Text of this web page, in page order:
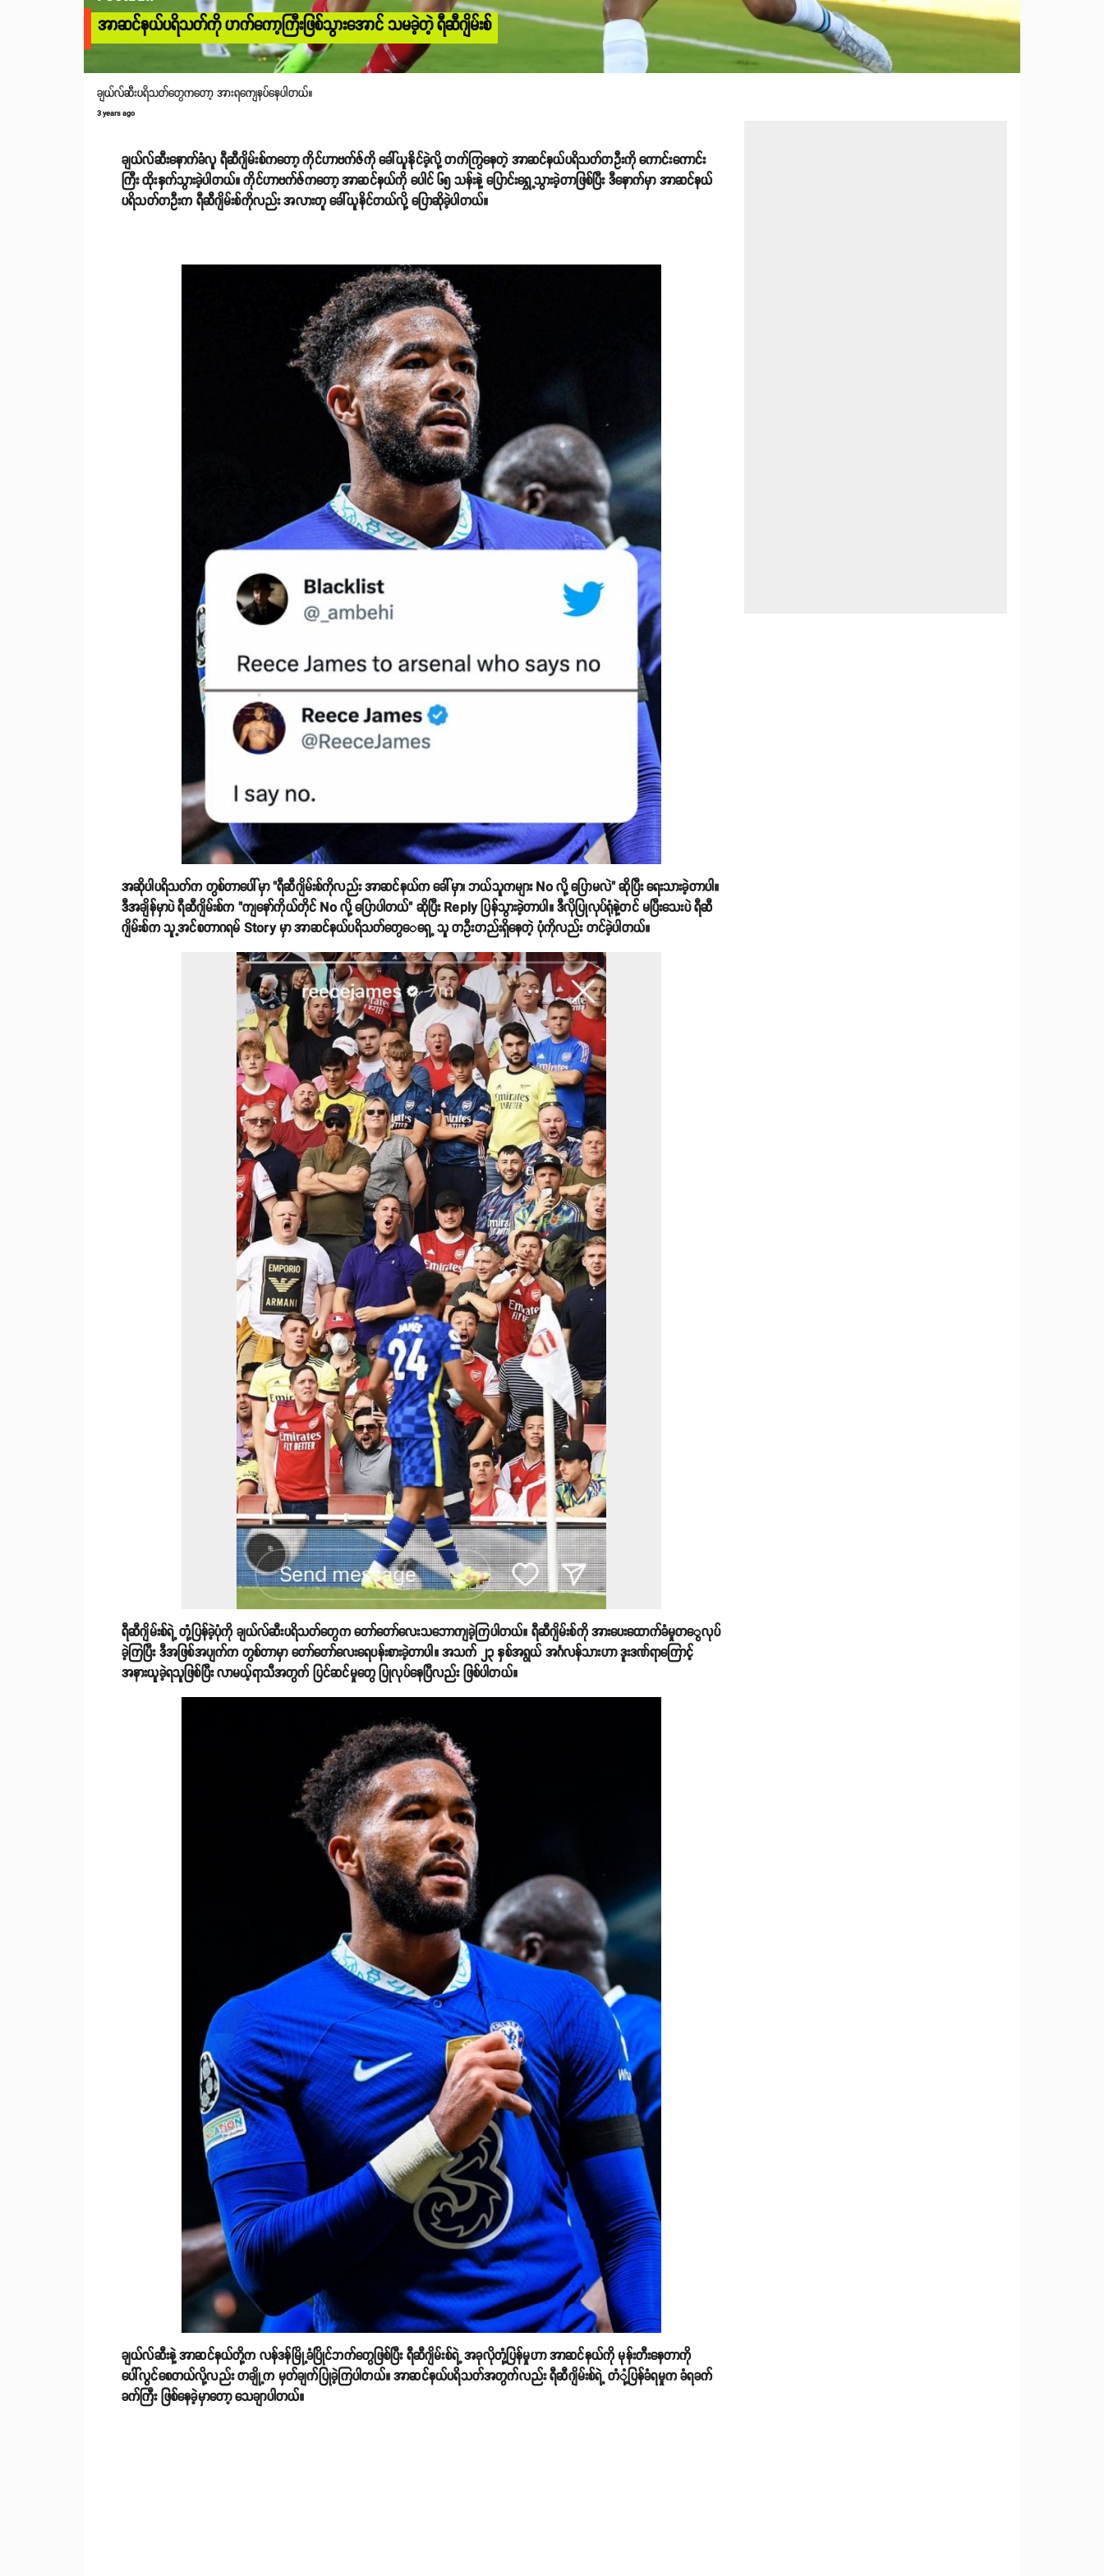
အာဆင်နယ်ပရိသတ်ကို ဟက်ကော့ကြီးဖြစ်သွားအောင် သမခဲ့တဲ့ ရီဆီဂျိမ်းစ်
ချယ်လ်ဆီးပရိသတ်တွေကတော့ အားရကျေနပ်နေပါတယ်။
3 years ago
ချယ်လ်ဆီးနောက်ခံလူ ရီဆီဂျိမ်းစ်ကတော့ ကိုင်ဟာဗက်ဇ်ကို​ ခေါ်ယူနိုင်ခဲ့လို့ တက်ကြွနေတဲ့ အာဆင်နယ်ပရိသတ်တဦးကို ကောင်းကောင်း
ကြီး ထိုးနှက်သွားခဲ့ပါတယ်။ ကိုင်ဟာဗက်ဇ်ကတော့ အာဆင်နယ်ကို ပေါင် ၆၅ သန်းနဲ့ ပြောင်းရွှေ့သွားခဲ့တာဖြစ်ပြီး ဒီနောက်မှာ အာဆင်နယ်
ပရိသတ်တဦးက ရီဆီဂျိမ်းစ်ကိုလည်း အလားတူ ခေါ်ယူနိင်တယ်လို့ ပြောဆိုခဲ့ပါတယ်။
အဆိုပါပရိသတ်က တွစ်တာပေါ်မှာ "ရီဆီဂျိမ်းစ်ကိုလည်း အာဆင်နယ်က ခေါ်မှာ၊ ဘယ်သူကများ No လို့ ပြောမလဲ" ဆိုပြီး ရေးသားခဲ့တာပါ။
ဒီအချိန်မှာပဲ ရီဆီဂျိမ်းစ်က "ကျနော်ကိုယ်တိုင် No လို့ ပြောပါတယ်" ဆိုပြီး Reply ပြန်သွားခဲ့တာပါ။ ဒီလိုပြုလုပ်ရုံနဲ့တင် မပြီးသေးပဲ ရီဆီ
ဂျိမ်းစ်က သူ့အင်စတာဂရမ် Story မှာ အာဆင်နယ်ပရိသတ်တွေ​ေရှေ့ သူ တဦးတည်းရှိနေတဲ့ ပုံကိုလည်း တင်ခဲ့ပါတယ်။
ရီဆီဂျိမ်းစ်ရဲ့ တုံ့ပြန်ခဲ့ပုံကို ချယ်လ်ဆီးပရိသတ်တွေက တော်တော်လေးသဘောကျခဲ့ကြပါတယ်။ ရီဆီဂျိမ်းစ်ကို အားပေးထောက်ခံမှုတ​ွေလုပ်
ခဲ့ကြပြီး ဒီအဖြစ်အပျက်က တွစ်တာမှာ တော်တော်လေးရေပန်းစားခဲ့တာပါ။ အသက် ၂၃ နှစ်အရွယ် အင်္ဂလန်သားဟာ ဒူးဒဏ်ရာကြောင့်
အနားယူခဲ့ရသူဖြစ်ပြီး လာမယ့်ရာသီအတွက် ပြင်ဆင်မှုတွေ ပြုလုပ်နေပြီလည်း ဖြစ်ပါတယ်။
ချယ်လ်ဆီးနဲ့ အာဆင်နယ်တို့က လန်ဒန်မြို့ခံပြိုင်ဘက်တွေဖြစ်ပြီး ရီဆီဂျိမ်းစ်ရဲ့ အခုလိုတုံ့ပြန်မှုဟာ အာဆင်နယ်ကို မုန်းတီးနေတာကို
ပေါ်လွင်စေတယ်လို့လည်း တချို့က မှတ်ချက်ပြုခဲ့ကြပါတယ်။ အာဆင်နယ်ပရိသတ်အတွက်လည်း ရီဆီဂျိမ်းစ်ရဲ့ တုံံ့ပြန်ခံရမှုက ခံရခက်
ခက်ကြီး ဖြစ်နေခဲ့မှာတော့ သေချာပါတယ်။